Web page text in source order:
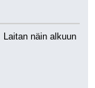
Laitan näin alkuun